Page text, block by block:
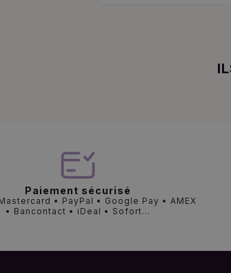
Paiement sécurisé
• PayPal • Google Pay • AMEX
• Bancontact • iDeal • Sofort...